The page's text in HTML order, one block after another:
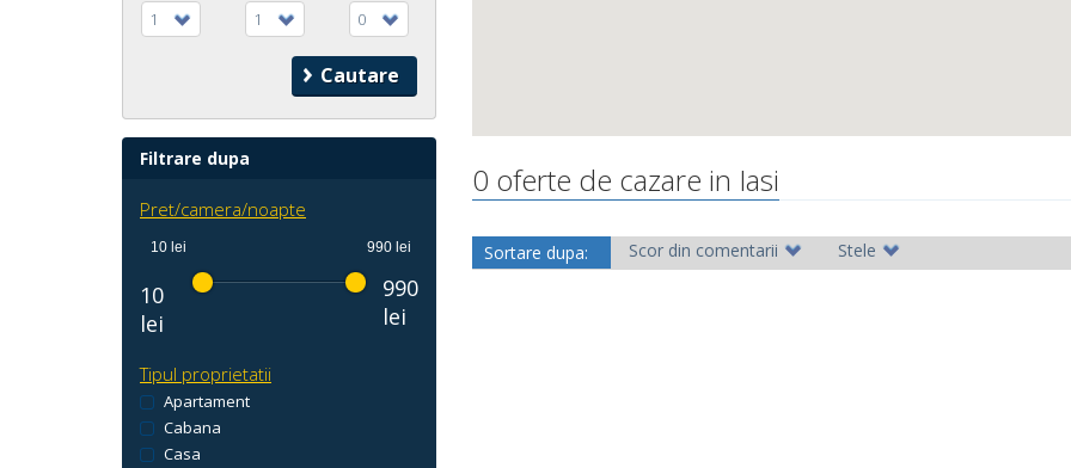
1 1 0
Filtrare dupa
Pret/camera/noapte
10
lei
10 lei 990 lei
990
lei
Tipul proprietatii
Apartament
Cabana
Casa
0 oferte de cazare in Iasi
Sortare dupa: Scor din comentarii Stele